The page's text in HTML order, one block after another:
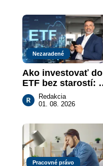
práce
Nezaradené
Ako investovať do
ETF bez starostí:
Investičné plány,
ktoré urobia prácu
Redakcia
01. 08. 2026
Pracovné právo